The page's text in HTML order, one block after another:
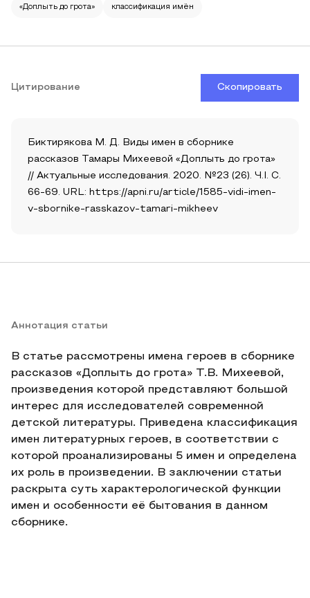
«Доплыть до грота» классификация имён
Цитирование Скопировать
Биктирякова М. Д. Виды имен в сборнике
рассказов Тамары Михеевой «Доплыть до грота»
// Актуальные исследования. 2020. №23 (26). Ч.I. С.
66-69. URL: https://apni.ru/article/1585-vidi-imen-
v-sbornike-rasskazov-tamari-mikheev
Аннотация статьи
В статье рассмотрены имена героев в сборнике
рассказов «Доплыть до грота» Т.В. Михеевой,
произведения которой представляют большой
интерес для исследователей современной
детской литературы. Приведена классификация
имен литературных героев, в соответствии с
которой проанализированы 5 имен и определена
их роль в произведении. В заключении статьи
раскрыта суть характерологической функции
имен и особенности её бытования в данном
сборнике.